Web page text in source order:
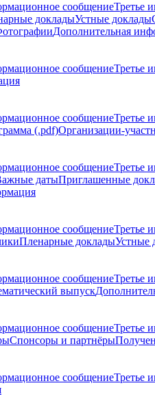
сообщениеТретье
докладыУстные доклады
Дополнительная
сообщениеТретье
сообщениеТретье
(.pdf)Организации-
сообщениеТретье
датыПриглашенные
сообщениеТретье
Пленарные докладыУстные
сообщениеТретье
выпуск
сообщениеТретье
Спонсоры и партнёры
сообщениеТретье